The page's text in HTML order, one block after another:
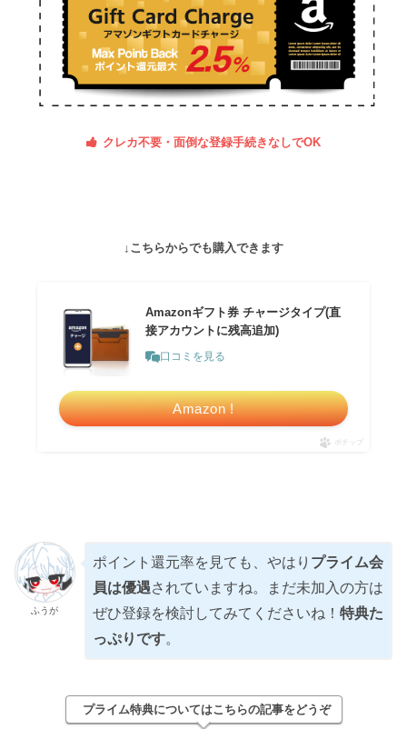
クレカ不要・面倒な登録手続きなしでOK
↓こちらからでも購入できます
Amazonギフト券 チャージタイプ(直
接アカウントに残高追加)
口コミを見る
Amazon !
ポチップ
ふうが
ポイント還元率を見ても、やはり プライム会
員は優遇されていますね。まだ未加入の方は
ぜひ登録を検討してみてくださいね！ 特典た
っぷりです。
プライム特典についてはこちらの記事をどうぞ